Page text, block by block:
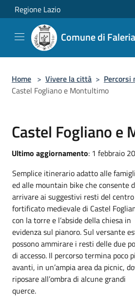
Salta al contenuto principale
Regione Lazio
Comune di Faleria
Home > Vivere la città > Percorsi
Castel Fogliano e Montultimo
Castel Fogliano e
Ultimo aggiornamento: 1 febbraio
Semplice itinerario adatto alle
ed alle mountain bike che consente
arrivare ai suggestivi resti del centro
fortificato medievale di Castel
con la torre e l’abside della chiesa in
evidenza sul pianoro. Sul versante
possono ammirare i resti delle due
di accesso. Il percorso termina poco
avanti, in un’ampia area da picnic,
riposare all’ombra di alcune grandi
querce.